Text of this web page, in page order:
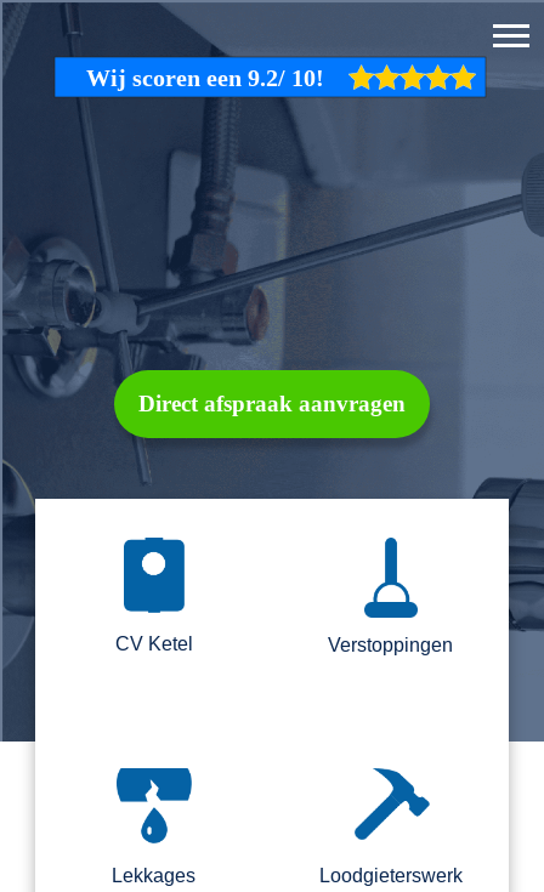
Direct afspraak aanvragen
CV Ketel Verstoppingen
Lekkages Loodgieterswerk